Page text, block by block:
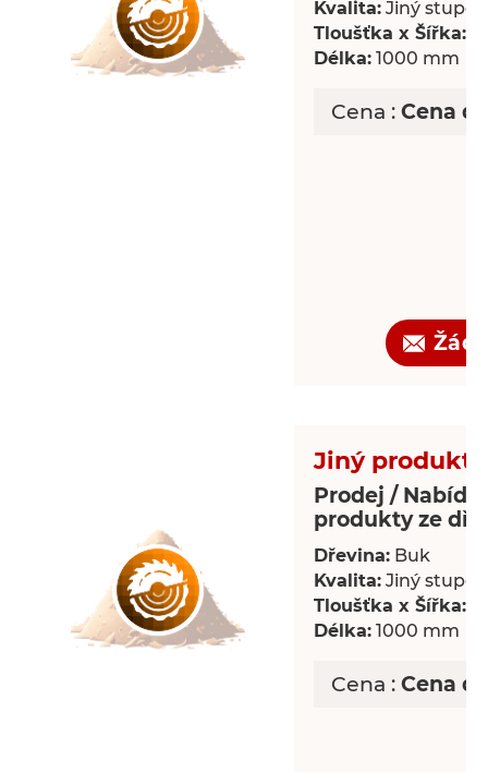
Kvalita: Jiný
Tloušťka x Šířka:
Délka: 1000 mm
Cena : Cena
Jiný produkt
Prodej /
produkty ze
Dřevina: Buk
Kvalita: Jiný
Tloušťka x Šířka:
Délka: 1000 mm
Cena : Cena